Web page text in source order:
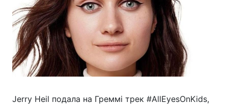
Jerry Heil подала на Греммі трек #AllEyesOnKids,